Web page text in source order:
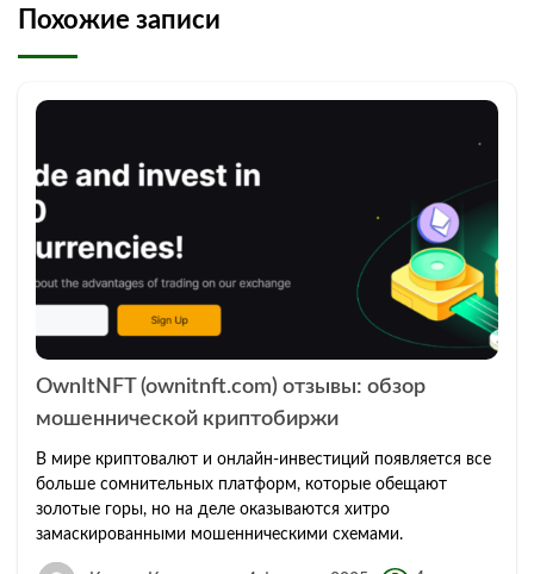
Похожие записи
OwnItNFT (ownitnft.com) отзывы: обзор
мошеннической криптобиржи
В мире криптовалют и онлайн-инвестиций появляется все
больше сомнительных платформ, которые обещают
золотые горы, но на деле оказываются хитро
замаскированными мошенническими схемами.